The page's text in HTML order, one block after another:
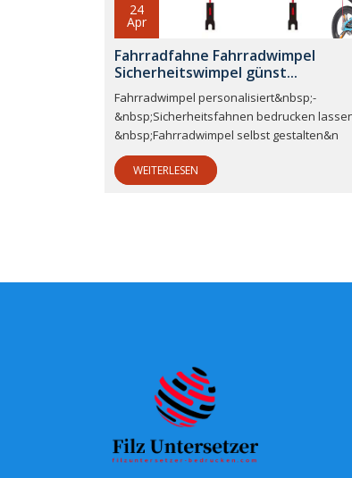
24
Apr
Fahrradfahne Fahrradwimpel
Sicherheitswimpel günst...
Fahrradwimpel personalisiert&nbsp;-
&nbsp;Sicherheitsfahnen bedrucken
&nbsp;Fahrradwimpel selbst gestalten&n
WEITERLESEN